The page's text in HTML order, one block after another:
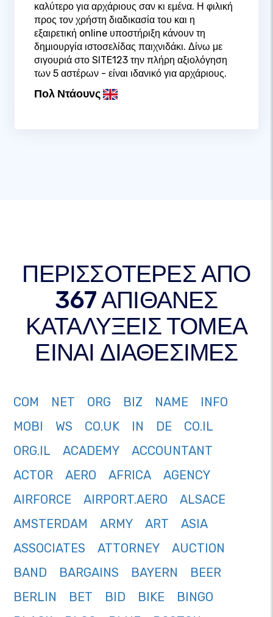
καλύτερο για αρχάριους σαν κι εμένα. Η φιλική
προς τον χρήστη διαδικασία του και η
εξαιρετική online υποστήριξη κάνουν τη
δημιουργία ιστοσελίδας παιχνιδάκι. Δίνω με
σιγουριά στο SITE123 την πλήρη αξιολόγηση
των 5 αστέρων - είναι ιδανικό για αρχάριους.
Πολ Ντάουνς
ΠΕΡΙΣΣΟΤΕΡΕΣ ΑΠΟ
367 ΑΠΙΘΑΝΕΣ
ΚΑΤΑΛΥΞΕΙΣ ΤΟΜΕΑ
ΕΙΝΑΙ ΔΙΑΘΕΣΙΜΕΣ
COM NET ORG BIZ NAME
INFO
MOBI
WS CO.UK IN DE
CO.IL
ORG.IL
ACADEMY
ACCOUNTANT
ACTOR
AERO AFRICA
AGENCY
AIRFORCE
AIRPORT.AERO
ALSACE
AMSTERDAM
ARMY ART
ASIA
ASSOCIATES
ATTORNEY
AUCTION
BAND
BARGAINS BAYERN
BEER
BERLIN
BET BID BIKE
BINGO